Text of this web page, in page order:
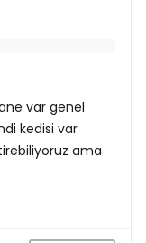
var genel
kedisi var
ama